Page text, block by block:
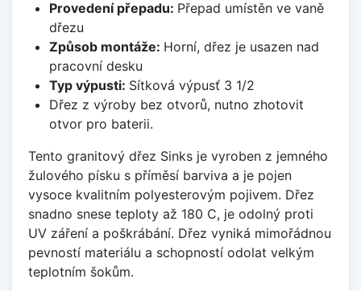
Provedení přepadu: Přepad umístěn ve vaně
dřezu
Způsob montáže: Horní, dřez je usazen nad
pracovní desku
Typ výpusti: Sítková výpusť 3 1/2
Dřez z výroby bez otvorů, nutno zhotovit
otvor pro baterii.
Tento granitový dřez Sinks je vyroben z jemného
žulového písku s příměsí barviva a je pojen
vysoce kvalitním polyesterovým pojivem. Dřez
snadno snese teploty až 180 C, je odolný proti
UV záření a poškrábání. Dřez vyniká mimořádnou
pevností materiálu a schopností odolat velkým
teplotním šokům.